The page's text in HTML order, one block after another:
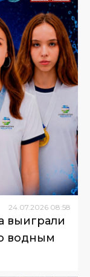
24.07.2026 08:58
выиграли
водным